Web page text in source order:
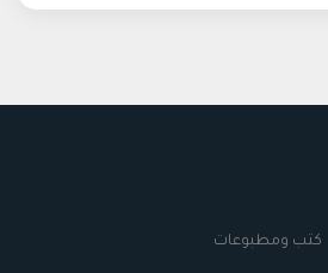
كتب ومطبوعات